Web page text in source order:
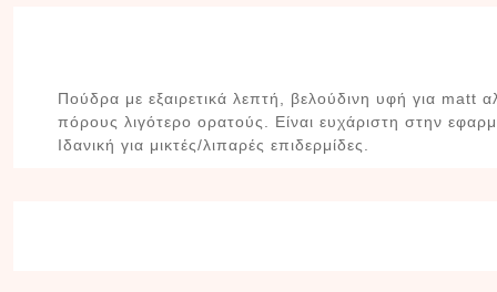
Πούδρα με εξαιρετικά λεπτή, βελούδινη υφή για matt
πόρους λιγότερο ορατούς. Είναι ευχάριστη στην
Ιδανική για μικτές/λιπαρές επιδερμίδες.